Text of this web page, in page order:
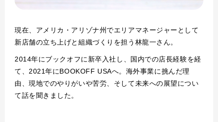
現在、アメリカ・アリゾナ州でエリアマネージャーとして
新店舗の立ち上げと組織づくりを担う林龍一さん。
2014年にブックオフに新卒入社し、国内での店長経験を経
て、2021年にBOOKOFF USAへ。海外事業に挑んだ理
由、現地でのやりがいや苦労、そして未来への展望につい
て話を聞きました。